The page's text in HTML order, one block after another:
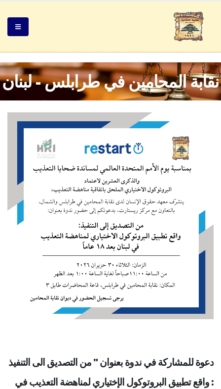
نقابة المحامين في طرابلس - لبنان
دعوة للمشاركة في ندوة بعنوان " من التصديق الى التنفيذ
: واقع تطبيق البروتوكول الإختياري لمناهضة التعذيب في